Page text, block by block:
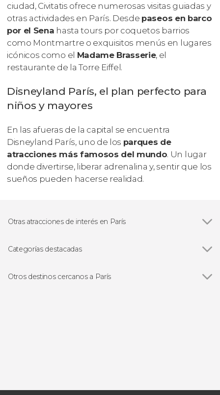
ciudad, Civitatis ofrece numerosas visitas guiadas y
otras actividades en París. Desde paseos en barco
por el Sena hasta tours por coquetos barrios
como Montmartre o exquisitos menús en lugares
icónicos como el Madame Brasserie, el
restaurante de la Torre Eiffel.
Disneyland París, el plan perfecto para
niños y mayores
En las afueras de la capital se encuentra
Disneyland París, uno de los parques de
atracciones más famosos del mundo. Un lugar
donde divertirse, liberar adrenalina y, sentir que los
sueños pueden hacerse realidad.
Otras atracciones de interés en París
Museo del Louvre
Los Inválidos
Categorías destacadas
Free tours en París
Otros destinos cercanos a París